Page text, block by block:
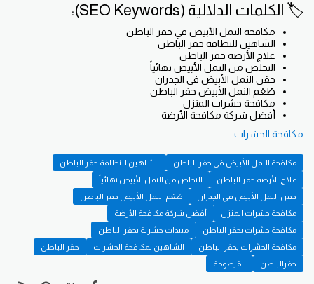
🏷 الكلمات الدلالية (SEO Keywords):
مكافحة النمل الأبيض في حفر الباطن
الشاهين للنظافة حفر الباطن
علاج الأرضة حفر الباطن
التخلص من النمل الأبيض نهائياً
حقن النمل الأبيض في الجدران
طُعْم النمل الأبيض حفر الباطن
مكافحة حشرات المنزل
أفضل شركة مكافحة الأرضة
مكافحة الحشرات
مكافحة النمل الأبيض في حفر الباطن
الشاهين للنظافة حفر الباطن
علاج الأرضة حفر الباطن
التخلص من النمل الأبيض نهائياً
حقن النمل الأبيض في الجدران
طُعْم النمل الأبيض حفر الباطن
مكافحة حشرات المنزل
أفضل شركة مكافحة الأرضة
مكافحة حشرات بحفر الباطن
مبيدات حشرية بحفر الباطن
مكافحة الحشرات بحفر الباطن
الشاهين لمكافحة الحشرات
حفر الباطن
حفرالباطن
القيصومة